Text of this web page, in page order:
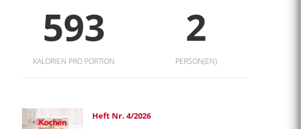
593
KALORIEN PRO PORTION
2
PERSON(EN)
Heft Nr. 4/2026